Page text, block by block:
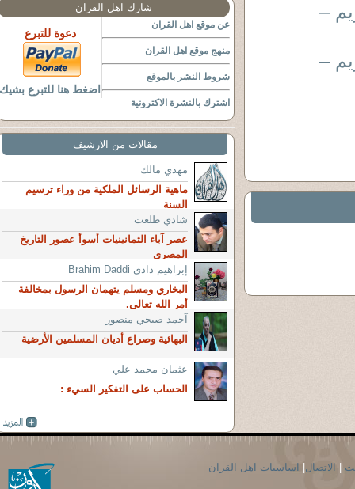
–
–
شارك اهل القران
عن موقع اهل القران
منهج موقع اهل القران
شروط النشر بالموقع
اشترك بالنشرة الاكترونية
دعوة للتبرع
اضغط هنا للتبرع بشيك
مقالات من الارشيف
مهدي مالك
ماهية الرسائل الملكية من وراء ترسيم
السنة
شادي طلعت
عصر آباء الثمانينيات أسوأ عصور التاريخ
المصري
إبراهيم دادي Brahim Daddi
البخاري ومسلم يتهمان الرسول بمخالفة
أمر الله تعالى.
آحمد صبحي منصور
البهائية وصراع أديان المسلمين الأرضية
عثمان محمد علي
الحساب على التفكير السيء :
الاتصال اساسيات اهل القران